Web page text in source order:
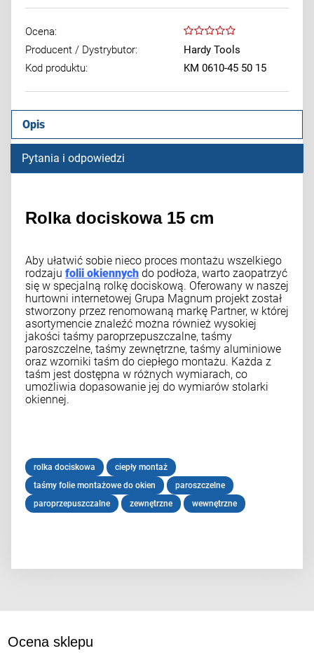
Ocena:
Producent / Dystrybutor:
Hardy Tools
Kod produktu:
KM 0610-45 50 15
Opis
Pytania i odpowiedzi
Rolka dociskowa 15 cm
Aby ułatwić sobie nieco proces montażu wszelkiego
rodzaju folii okiennych do podłoża, warto zaopatrzyć
się w specjalną rolkę dociskową. Oferowany w naszej
hurtowni internetowej Grupa Magnum projekt został
stworzony przez renomowaną markę Partner, w której
asortymencie znaleźć można również wysokiej
jakości taśmy paroprzepuszczalne, taśmy
paroszczelne, taśmy zewnętrzne, taśmy aluminiowe
oraz wzorniki taśm do ciepłego montażu. Każda z
taśm jest dostępna w różnych wymiarach, co
umożliwia dopasowanie jej do wymiarów stolarki
okiennej.
rolka dociskowa
ciepły montaż
taśmy folie montażowe do okien
paroszczelne
paroprzepuszczalne
zewnętrzne wewnętrzne
Ocena sklepu